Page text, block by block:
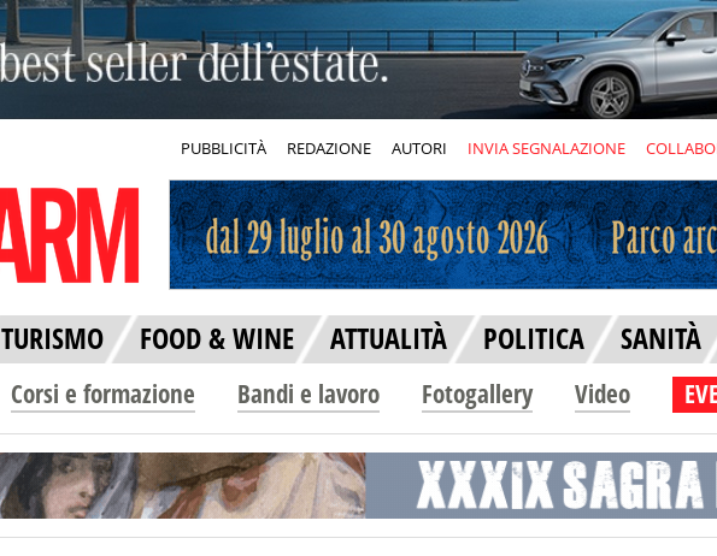
PUBBLICITÀ REDAZIONE AUTORI INVIA SEGNALAZIONE
TURISMO FOOD & WINE ATTUALITÀ POLITICA SANITÀ
Corsi e formazione Bandi e lavoro Fotogallery Video